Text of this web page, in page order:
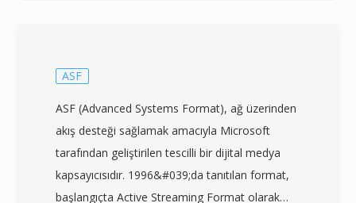
ASF
ASF (Advanced Systems Format), ağ üzerinden
akış desteği sağlamak amacıyla Microsoft
tarafından geliştirilen tescilli bir dijital medya
kapsayıcısıdır. 1996&#039;da tanıtılan format,
başlangıçta Active Streaming Format olarak